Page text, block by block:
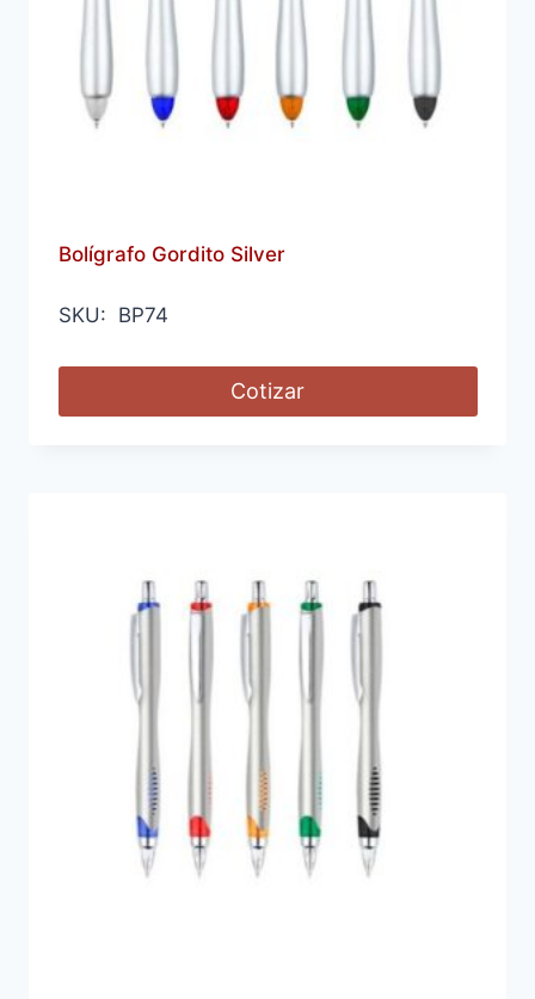
Bolígrafo Gordito Silver
SKU: BP74
Cotizar